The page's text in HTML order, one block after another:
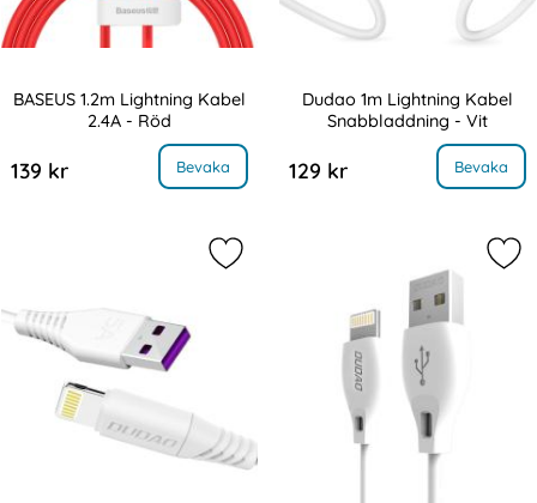
BASEUS 1.2m Lightning Kabel
2.4A - Röd
139 kr Bevaka
, BASEUS 1.2m Lightning Kabel 2.4A - Röd
Dudao 1m Lightning Kabel
Snabbladdning - Vit
129 kr Bevaka
, Dudao 1m Lightning Kabel
Markera dudao 1m 5A Lightning